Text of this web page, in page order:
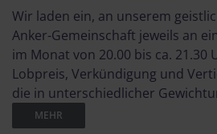
Wir laden ein, an unserem
Anker-Gemeinschaft jeweils an
im Monat von 20.00 bis ca. 21.30
Lobpreis, Verkündigung und
die in unterschiedlicher
MEHR